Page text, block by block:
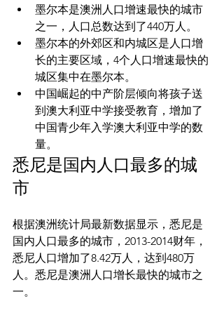
墨尔本是澳洲人口增速最快的城市
之一，人口总数达到了440万人。
墨尔本的外郊区和内城区是人口增
长的主要区域，4个人口增速最快的
城区集中在墨尔本。
中国崛起的中产阶层倾向将孩子送
到澳大利亚中学接受教育，增加了
中国青少年入学澳大利亚中学的数
量。
悉尼是国内人口最多的城
市
根据澳洲统计局最新数据显示，悉尼是
国内人口最多的城市，2013-2014财年，
悉尼人口增加了8.42万人，达到480万
人。悉尼是澳洲人口增长最快的城市之